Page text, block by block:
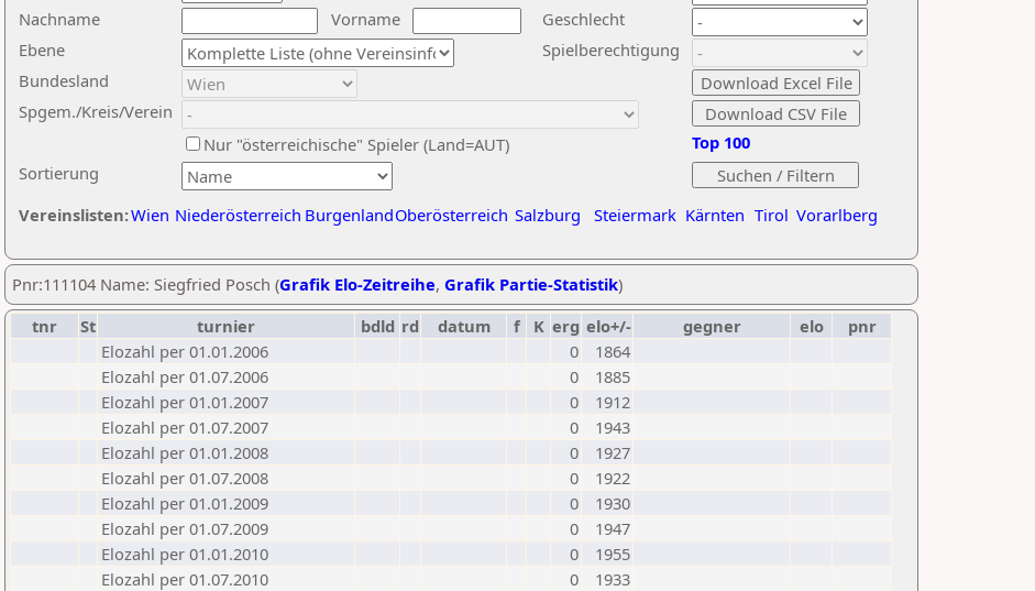
Nachname
Vorname
Ebene
Sortierung
Bundesland
Spgem./Kreis/Verein
Geschlecht
Nur "österreichische" Spieler (Land=AUT)
Spielberechtigung
Vereinslisten:Wien Niederösterreich BurgenlandOberösterreich Salzburg Steiermark Kärnten Tirol Vorarlberg
Top 100
Pnr:111104 Name: Siegfried Posch (Grafik Elo-Zeitreihe, Grafik Partie-Statistik)
tnr
St turnier bdld rd datum f K erg elo+/- gegner elo
pnr
Elozahl per 01.01.2006
0
1864
Elozahl per 01.07.2006
0
1885
Elozahl per 01.01.2007
0
1912
Elozahl per 01.07.2007
0
1943
Elozahl per 01.01.2008
0
1927
Elozahl per 01.07.2008
0
1922
Elozahl per 01.01.2009
0
1930
Elozahl per 01.07.2009
0
1947
Elozahl per 01.01.2010
0
1955
Elozahl per 01.07.2010
0
1933